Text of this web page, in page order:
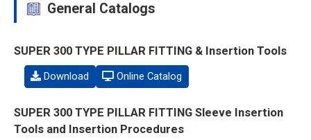
General Catalogs
SUPER 300 TYPE PILLAR FITTING & Insertion Tools
Download Online Catalog
SUPER 300 TYPE PILLAR FITTING Sleeve Insertion
Tools and Insertion Procedures